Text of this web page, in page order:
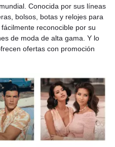
Conocida por sus líneas
bolsos, botas y relojes para
reconocible por su
de moda de alta gama. Y lo
ofertas con promoción